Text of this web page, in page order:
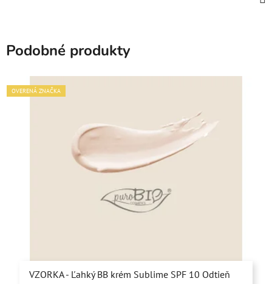
Podobné produkty
OVERENÁ ZNAČKA
VZORKA - Ľahký BB krém Sublime SPF 10 Odtieň